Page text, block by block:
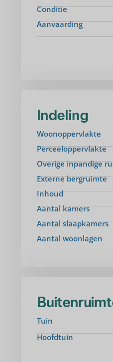
Conditie
Aanvaarding
Indeling
Woonoppervlakte
Perceeloppervlakte
Overige inpandige
Externe bergruimte
Inhoud
Aantal kamers
Aantal slaapkamers
Aantal woonlagen
Tuin
Hoofdtuin